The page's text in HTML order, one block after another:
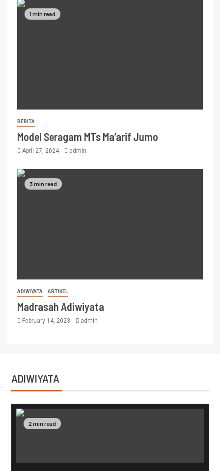
1 min read
BERITA
Model Seragam MTs Ma’arif Jumo
April 27, 2024 admin
3 min read
ADIWIYATA ARTIKEL
Madrasah Adiwiyata
February 14, 2023 admin
ADIWIYATA
2 min read